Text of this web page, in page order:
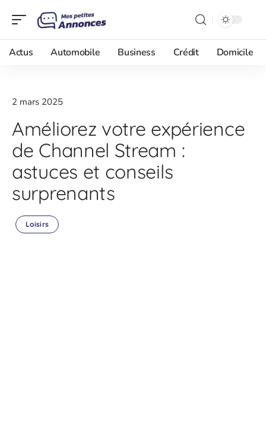
Actus Automobile Business Crédit Domicile
2 mars 2025
Améliorez votre expérience
de Channel Stream :
astuces et conseils
surprenants
Loisirs